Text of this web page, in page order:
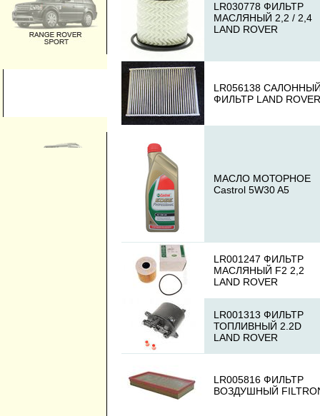
LR030778 ФИЛЬТР
МАСЛЯНЫЙ 2,2 / 2,4
LAND ROVER
LR056138
ФИЛЬТР LAND ROVER
МАСЛО МОТОРНОЕ
Castrol 5W30 A5
LR001247 ФИЛЬТР
МАСЛЯНЫЙ F2 2,2
LAND ROVER
LR001313 ФИЛЬТР
ТОПЛИВНЫЙ 2.2D
LAND ROVER
LR005816 ФИЛЬТР
ВОЗДУШНЫЙ